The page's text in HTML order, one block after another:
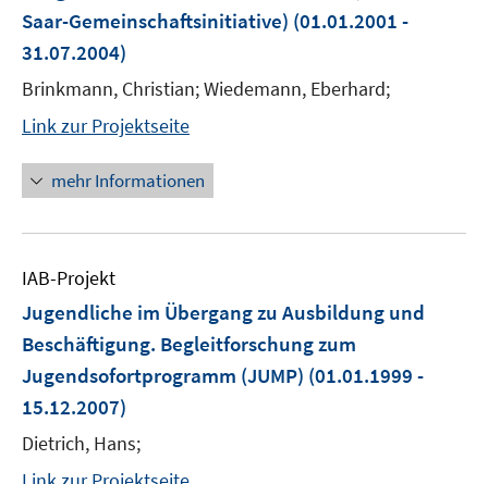
Saar-Gemeinschaftsinitiative) (01.01.2001 -
31.07.2004)
Brinkmann, Christian; Wiedemann, Eberhard;
Link zur Projektseite
mehr Informationen
IAB-Projekt
Jugendliche im Übergang zu Ausbildung und
Beschäftigung. Begleitforschung zum
Jugendsofortprogramm (JUMP) (01.01.1999 -
15.12.2007)
Dietrich, Hans;